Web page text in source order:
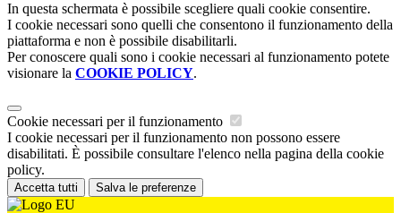
In questa schermata è possibile scegliere quali cookie consentire.
I cookie necessari sono quelli che consentono il funzionamento della
piattaforma e non è possibile disabilitarli.
Per conoscere quali sono i cookie necessari al funzionamento potete
visionare la COOKIE POLICY.
Cookie necessari per il funzionamento
I cookie necessari per il funzionamento non possono essere
disabilitati. È possibile consultare l'elenco nella pagina della cookie
policy.
Accetta tutti Salva le preferenze